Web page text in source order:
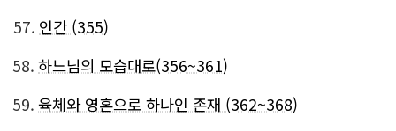
57. 인간 (355)
58. 하느님의 모습대로(356~361)
59. 육체와 영혼으로 하나인 존재 (362~368)